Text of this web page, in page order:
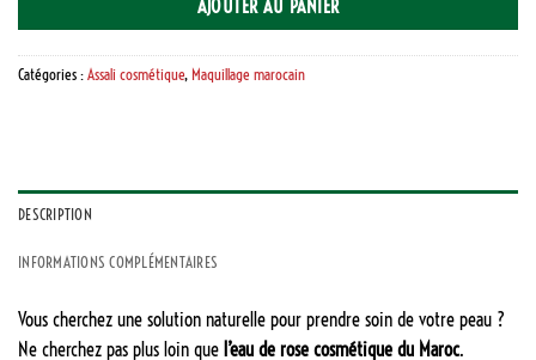
AJOUTER AU PANIER
Catégories :Assali cosmétique, Maquillage marocain
DESCRIPTION
INFORMATIONS COMPLÉMENTAIRES
Vous cherchez une solution naturelle pour prendre soin de votre peau ?
Ne cherchez pas plus loin que l’eau de rose cosmétique du Maroc.